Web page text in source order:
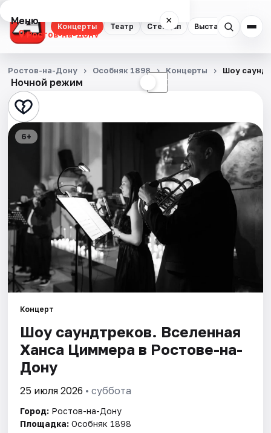
Концерты Театр Стендап Выставки
Меню ×
Ростов-на-Дону
Концерты
Театр
Стендап
Выставки
Квесты
Экскурсии
Спорт
Площадки
Артисты
Рейтинги
Ночной режим ☾
Ростов-на-Дону Особняк 1898 Концерты Шоу
6+
Концерт
Шоу саундтреков. Вселенная
Ханса Циммера в Ростове-на-
Дону
25 июля 2026 • суббота
Город: Ростов-на-Дону
Площадка: Особняк 1898